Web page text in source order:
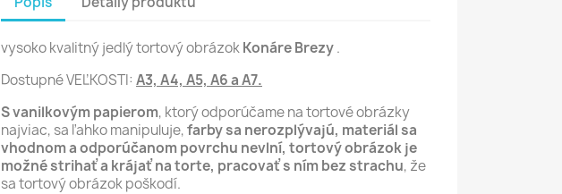
vysoko kvalitný jedlý tortový obrázokKonáre Brezy.
Dostupné VEĽKOSTI: A3, A4, A5, A6 a A7.
S vanilkovým papierom, ktorý odporúčame na tortové obrázky
najviac, sa ľahko manipuluje,farby sa nerozplývajú, materiál sa
vhodnom a odporúčanom povrchu nevlní, tortový obrázok je
možné strihať a krájať na torte, pracovať s ním bez strachu, že
sa tortový obrázok poškodí.